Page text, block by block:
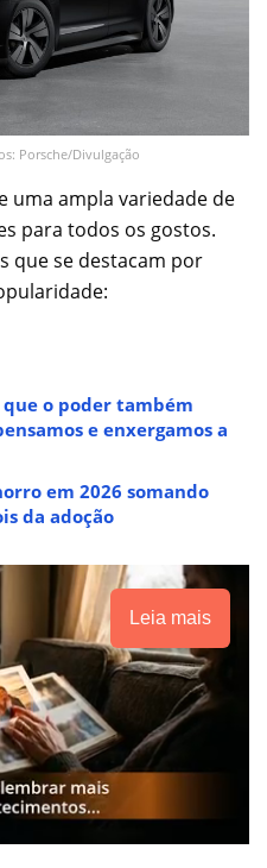
Porsche/Divulgação
uma ampla variedade de
para todos os gostos.
que se destacam por
o poder também
e enxergamos a
em 2026 somando
da adoção
Leia mais